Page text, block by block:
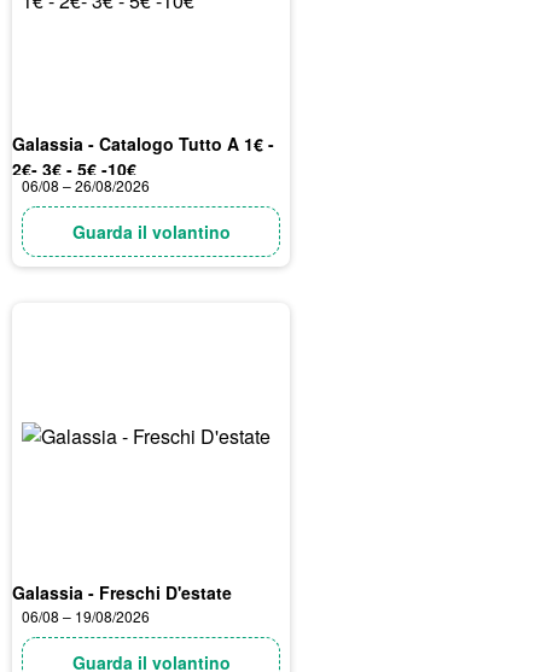
Galassia - Catalogo Tutto A 1€ -
2€- 3€ - 5€ -10€
06/08 – 26/08/2026
Guarda il volantino
Galassia - Freschi D'estate
06/08 – 19/08/2026
Guarda il volantino